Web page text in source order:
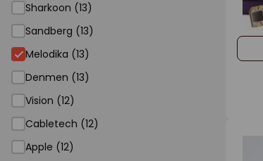
Sharkoon (13)
Sandberg (13)
Melodika (13)
Denmen (13)
Vision (12)
Cabletech (12)
Apple (12)